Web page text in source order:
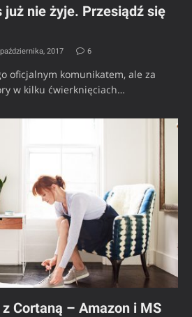
już nie żyje. Przesiądź się
2017 6
oficjalnym komunikatem, ale za
w kilku ćwierknięciach…
Cortaną – Amazon i MS